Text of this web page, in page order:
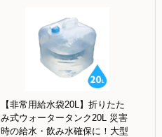
【非常用給水袋20L】折りたた
み式ウォータータンク20L 災害
時の給水・飲み水確保に！大型